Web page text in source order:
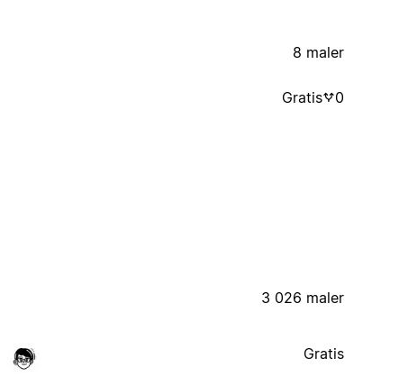
8 maler
Gratis 0
3 026 maler
Gratis